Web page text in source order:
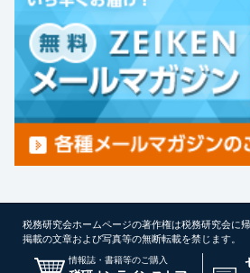
税務研究会ホームページの著作権は税務研究会に帰
掲載の文章および写真等の無断転載を禁じます。
情報誌・書籍等のご購入